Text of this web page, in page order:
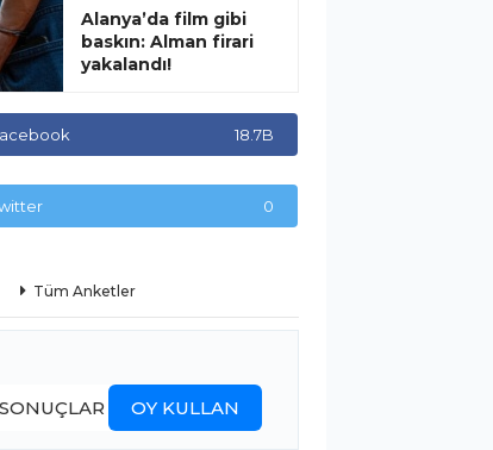
Alanya’da film gibi
baskın: Alman firari
yakalandı!
18.7B
0
Tüm Anketler
SONUÇLAR OY KULLAN